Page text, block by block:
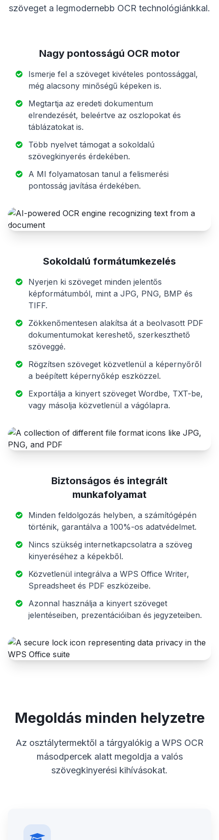
szöveget a legmodernebb OCR technológiánkkal.
Nagy pontosságú OCR motor
Ismerje fel a szöveget kivételes pontossággal,
még alacsony minőségű képeken is.
Megtartja az eredeti dokumentum
elrendezését, beleértve az oszlopokat és
táblázatokat is.
Több nyelvet támogat a sokoldalú
szövegkinyerés érdekében.
A MI folyamatosan tanul a felismerési
pontosság javítása érdekében.
Sokoldalú formátumkezelés
Nyerjen ki szöveget minden jelentős
képformátumból, mint a JPG, PNG, BMP és
TIFF.
Zökkenőmentesen alakítsa át a beolvasott PDF
dokumentumokat kereshető, szerkeszthető
szöveggé.
Rögzítsen szöveget közvetlenül a képernyőről
a beépített képernyőkép eszközzel.
Exportálja a kinyert szöveget Wordbe, TXT-be,
vagy másolja közvetlenül a vágólapra.
Biztonságos és integrált
munkafolyamat
Minden feldolgozás helyben, a számítógépén
történik, garantálva a 100%-os adatvédelmet.
Nincs szükség internetkapcsolatra a szöveg
kinyeréséhez a képekből.
Közvetlenül integrálva a WPS Office Writer,
Spreadsheet és PDF eszközeibe.
Azonnal használja a kinyert szöveget
jelentéseiben, prezentációiban és jegyzeteiben.
Megoldás minden helyzetre
Az osztálytermektől a tárgyalókig a WPS OCR
másodpercek alatt megoldja a valós
szövegkinyerési kihívásokat.